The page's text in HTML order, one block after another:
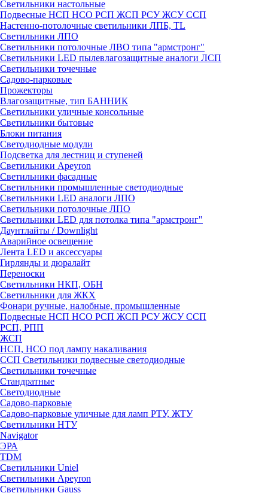
Светильники настольные
Подвесные НСП НСО РСП ЖСП РСУ ЖСУ ССП
Настенно-потолочные светильники ЛПБ, TL
Светильники ЛПО
Светильники потолочные ЛВО типа "армстронг"
Светильники LED пылевлагозащитные аналоги ЛСП
Светильники точечные
Садово-парковые
Прожекторы
Влагозащитные, тип БАННИК
Светильники уличные консольные
Светильники бытовые
Блоки питания
Светодиодные модули
Подсветка для лестниц и ступеней
Светильники Apeyron
Светильники фасадные
Светильники промышленные светодиодные
Светильники LED аналоги ЛПО
Светильники потолочные ЛПО
Светильники LED для потолка типа "армстронг"
Даунтлайты / Downlight
Аварийное освещение
Лента LED и аксессуары
Гирлянды и дюралайт
Переноски
Светильники НКП, ОБН
Светильники для ЖКХ
Фонари ручные, налобные, промышленные
Подвесные НСП НСО РСП ЖСП РСУ ЖСУ ССП
РСП, РПП
ЖСП
НСП, НСО под лампу накаливания
ССП Светильники подвесные светодиодные
Светильники точечные
Стандратные
Светодиодные
Садово-парковые
Садово-парковые уличные для ламп РТУ, ЖТУ
Светильники НТУ
Navigator
ЭРА
TDM
Светильники Uniel
Светильники Apeyron
Светильники Gauss